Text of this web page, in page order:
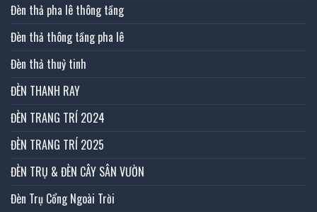
Đèn thả pha lê thông tầng
Đèn thả thông tầng pha lê
Đèn thả thuỷ tinh
ĐÈN THANH RAY
ĐÈN TRANG TRÍ 2024
ĐÈN TRANG TRÍ 2025
ĐÈN TRỤ & ĐÈN CÂY SÂN VƯỜN
Đèn Trụ Cổng Ngoài Trời